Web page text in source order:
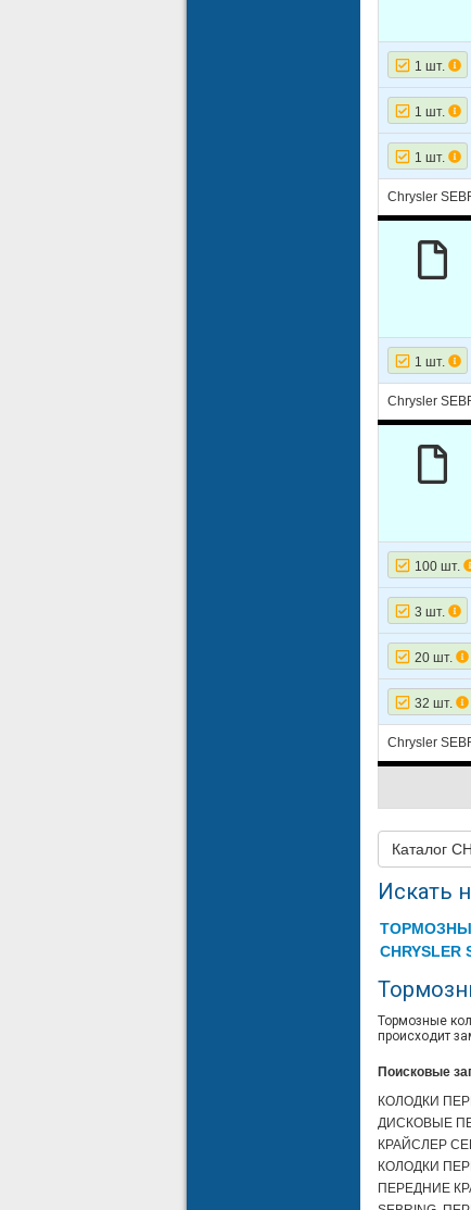
1 шт.
1 шт.
1 шт.
Chrysler
1 шт.
Chrysler
100 шт.
3 шт.
20 шт.
32 шт.
Chrysler
Каталог
Искать
CHRYSLER
Тормозные
происходит
Поисковые
КОЛОДКИ
ДИСКОВЫЕ
КРАЙСЛЕР
КОЛОДКИ
ПЕРЕДНИЕ